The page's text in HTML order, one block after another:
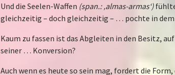
Und die Seelen-Waffen (span.: ‚almas-armas‘)
gleichzeitig – doch gleichzeitig – … pochte in
Kaum zu fassen ist das Abgleiten in den Besitz,
seiner … Konversion?
Auch wenn es heute so sein mag, fordert die